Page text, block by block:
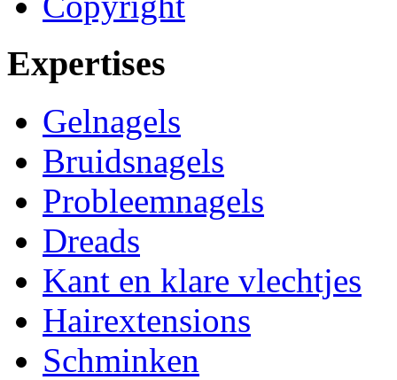
Expertises
Gelnagels
Bruidsnagels
Probleemnagels
Dreads
Kant en klare vlechtjes
Hairextensions
Schminken